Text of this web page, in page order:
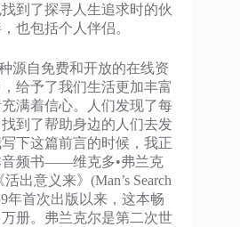
到了探寻人生追求时的伙
也包括个人伴侣。
自免费和开放的在线资
给予了我们生活更加丰富
满着信心。人们发现了每
到了帮助身边的人们去发
下这篇前言的时候，我正
音频书——维克多•弗兰克
出意义来》(Man’s Search
年首次出版以来，这本畅
册。弗兰克尔是第二次世